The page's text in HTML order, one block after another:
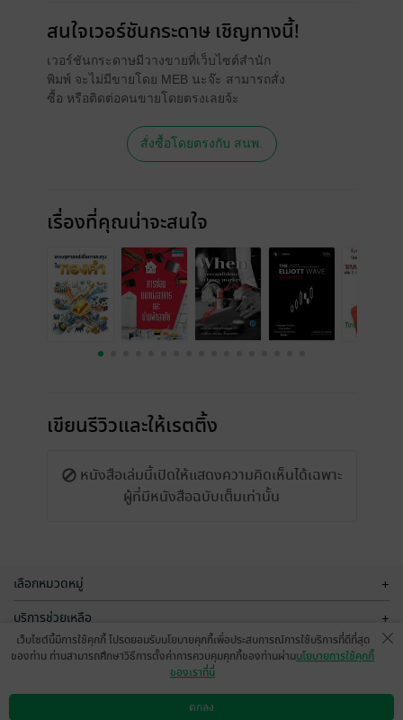
สนใจเวอร์ชันกระดาษ เชิญทางนี้!
เวอร์ชันกระดาษมีวางขายที่เว็บไซต์สำนัก
พิมพ์ จะไม่มีขายโดย MEB นะจ๊ะ สามารถสั่ง
ซื้อ หรือติดต่อคนขายโดยตรงเลยจ้ะ
สั่งซื้อโดยตรงกับ สนพ.
เรื่องที่คุณน่าจะสนใจ
เขียนรีวิวและให้เรตติ้ง
หนังสือเล่มนี้เปิดให้แสดงความคิดเห็นได้เฉพาะ
ผู้ที่มีหนังสือฉบับเต็มเท่านั้น
เลือกหมวดหมู่ +
บริการช่วยเหลือ +
เกี่ยวกับเรา
เว็บไซต์นี้มีการใช้คุกกี้ โปรดยอมรับนโยบายคุกกี้เพื่อประสบการณ์การใช้บริการที่ดีที่สุด
ของท่าน ท่านสามารถศึกษาวิธีการตั้งค่าการควบคุมคุกกี้ของท่านผ่านนโยบายการใช้คุกกี้
ของเราที่นี่
ตกลง